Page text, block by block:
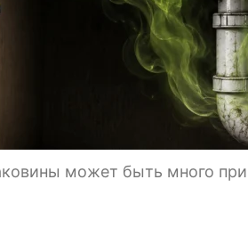
может быть много